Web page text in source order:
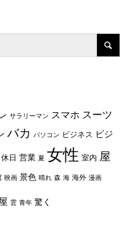
サラリーマン スマホ スーツ
バカ パソコン ビジネス ビジ
休日 営業 夏 女性 室内 屋
映画 景色 晴れ 森 海 海外 漫画
雲 青年 驚く